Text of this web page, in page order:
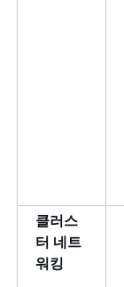
클러스
터 네트
워킹